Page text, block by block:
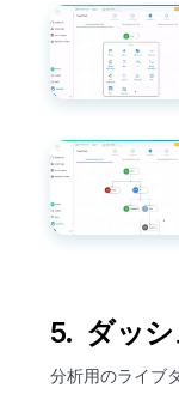
5. ダッシ
分析用のライブ